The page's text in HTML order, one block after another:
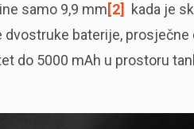
samo 9,9 mm[2]
kada je
baterije, prosječne
do 5000 mAh u prostoru